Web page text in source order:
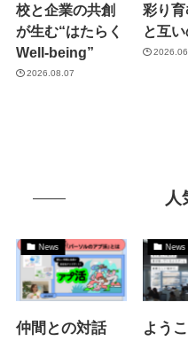
校と企業の共創
が生む“はたらく
Well-being”
2026.08.07
彩り育
と互
人
News
仲間との対話
News
よう